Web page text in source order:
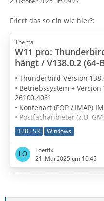
Friert das so ein wie hier?:
Thema
W11 pro:
hängt / V138.0.2 (64-
• Thunderbird-Version
• Betriebssystem +
26100.4061
• Kontenart (POP / IMAP)
• Postfachanbieter (z.B.
• Eingesetzte
• Firewall (Betriebssystem-
Betriebssystem-intern
• Router-
Moin,
128 ESR Windows
Loetfix
21. Mai 2025 um 10:45